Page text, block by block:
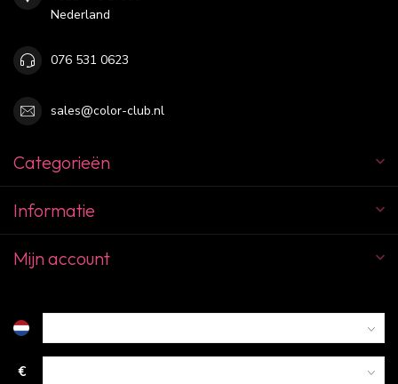
Nederland
076 531 0623
sales@color-club.nl
Categorieën
Informatie
Mijn account
€